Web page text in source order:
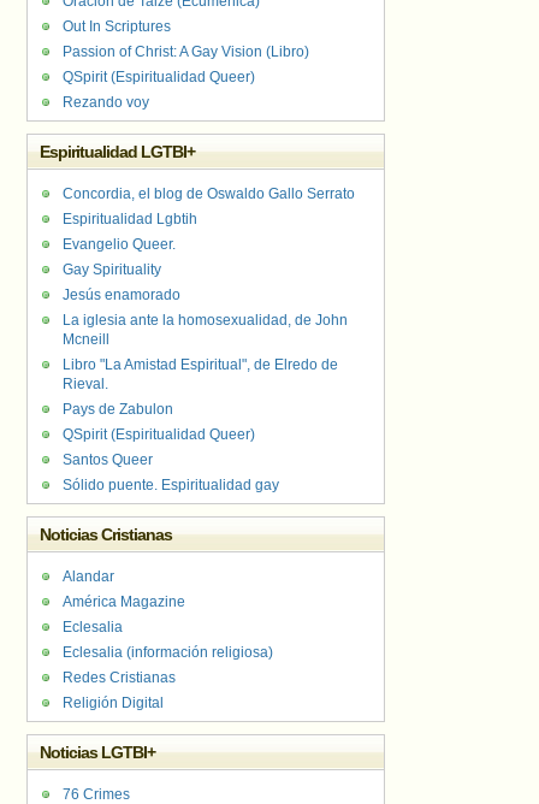
Out In Scriptures
Passion of Christ: A Gay Vision (Libro)
QSpirit (Espiritualidad Queer)
Rezando voy
Espiritualidad LGTBI+
Concordia, el blog de Oswaldo Gallo Serrato
Espiritualidad Lgbtih
Evangelio Queer.
Gay Spirituality
Jesús enamorado
La iglesia ante la homosexualidad, de John
Mcneill
Libro "La Amistad Espiritual", de Elredo de
Rieval.
Pays de Zabulon
QSpirit (Espiritualidad Queer)
Santos Queer
Sólido puente. Espiritualidad gay
Noticias Cristianas
Alandar
América Magazine
Eclesalia
Eclesalia (información religiosa)
Redes Cristianas
Religión Digital
Noticias LGTBI+
76 Crimes